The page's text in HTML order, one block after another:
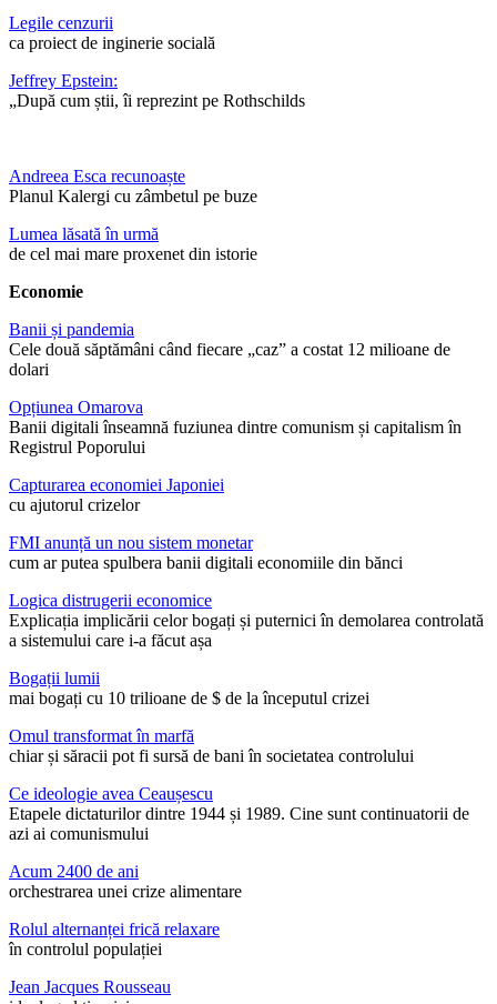
Legile cenzurii
ca proiect de inginerie socială
Jeffrey Epstein:
„După cum știi, îi reprezint pe Rothschilds
Andreea Esca recunoaște
Planul Kalergi cu zâmbetul pe buze
Lumea lăsată în urmă
de cel mai mare proxenet din istorie
Economie
Banii și pandemia
Cele două săptămâni când fiecare „caz” a costat 12 milioane de
dolari
Opțiunea Omarova
Banii digitali înseamnă fuziunea dintre comunism și capitalism în
Registrul Poporului
Capturarea economiei Japoniei
cu ajutorul crizelor
FMI anunță un nou sistem monetar
cum ar putea spulbera banii digitali economiile din bănci
Logica distrugerii economice
Explicația implicării celor bogați și puternici în demolarea controlată
a sistemului care i-a făcut așa
Bogații lumii
mai bogați cu 10 trilioane de $ de la începutul crizei
Omul transformat în marfă
chiar și săracii pot fi sursă de bani în societatea controlului
Ce ideologie avea Ceaușescu
Etapele dictaturilor dintre 1944 și 1989. Cine sunt continuatorii de
azi ai comunismului
Acum 2400 de ani
orchestrarea unei crize alimentare
Rolul alternanței frică relaxare
în controlul populației
Jean Jacques Rousseau